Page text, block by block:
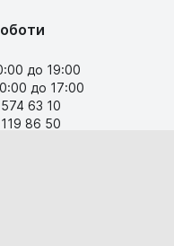
до 19:00
до 17:00
63 10
86 50